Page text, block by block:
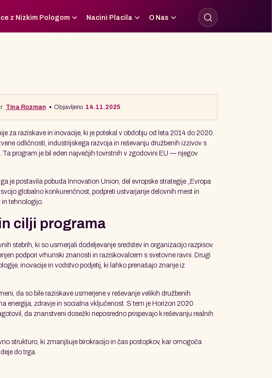
z Nizkim Pologom Nacini Placila O Nas
Tina Rozman Objavljeno 14.11.2025
za raziskave in inovacije, ki je potekal v obdobju od leta 2014 do 2020.
odličnosti, industrijskega razvoja in reševanju družbenih izzivov s
Ta program je bil eden največjih tovrstnih v zgodovini EU — njegov
je postavila pobuda Innovation Union, del evropske strategije „Evropa
globalno konkurenčnost, podpreti ustvarjanje delovnih mest in
tehnologijo.
cilji programa
stebrih, ki so usmerjali dodeljevanje sredstev in organizacijo razpisov.
podpori vrhunski znanosti in raziskovalcem s svetovne ravni. Drugi
inovacije in vodstvo podjetij, ki lahko prenašajo znanje iz
da so bile raziskave usmerjene v reševanje velikih družbenih
energija, zdravje in socialna vključenost. S tem je Horizon 2020
da znanstveni dosežki neposredno prispevajo k reševanju realnih
strukturo, ki zmanjšuje birokracijo in čas postopkov, kar omogoča
do trga.